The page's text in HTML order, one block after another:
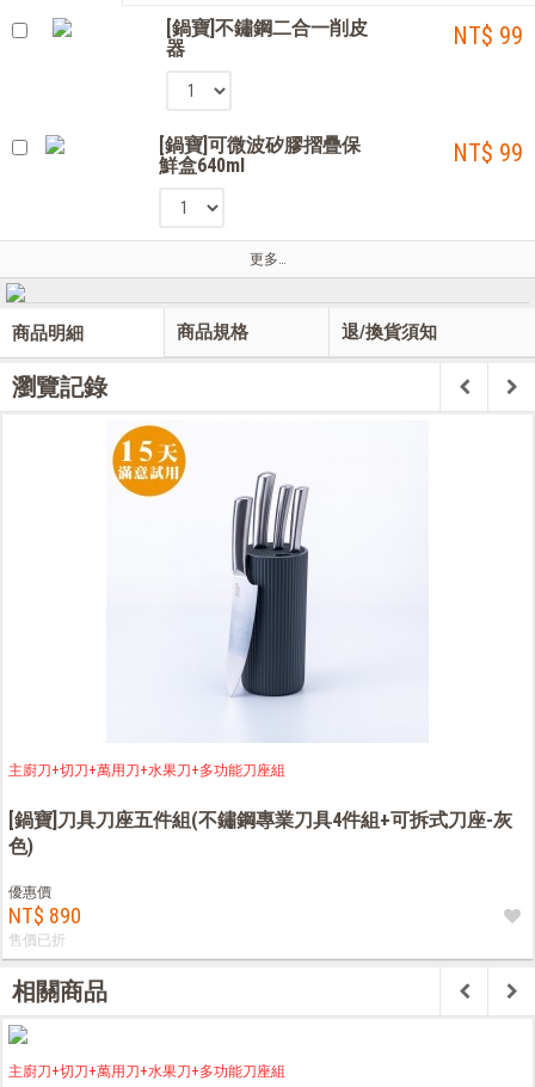
[鍋寶]不鏽鋼二合一削皮
器
NT$ 99
[鍋寶]可微波矽膠摺疊保
鮮盒640ml
NT$ 99
更多…
商品明細 商品規格 退/換貨須知
瀏覽記錄
主廚刀+切刀+萬用刀+水果刀+多功能刀座組
[鍋寶]刀具刀座五件組(不鏽鋼專業刀具4件組+可拆式刀座-灰
色)
優惠價
NT$ 890
售價已折
相關商品
主廚刀+切刀+萬用刀+水果刀+多功能刀座組